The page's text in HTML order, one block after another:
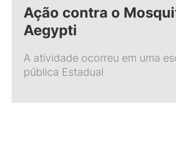
Ação contra o
Aegypti
A atividade ocorreu em uma
pública Estadual